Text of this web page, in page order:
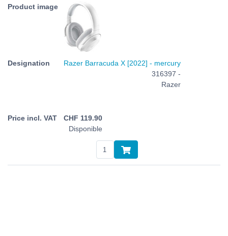
Razer Barracuda X [2022] - mercury
316397 -
Razer
CHF 119.90
Disponible